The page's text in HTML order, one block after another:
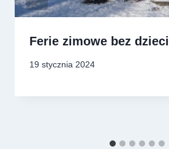
Ferie zimowe bez dzieci
19 stycznia 2024